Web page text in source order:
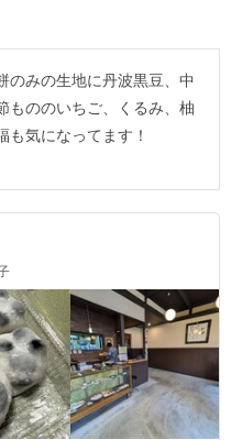
のみの生地に丹波黒豆、中
もののいちご、くるみ、柚
も気になってます！